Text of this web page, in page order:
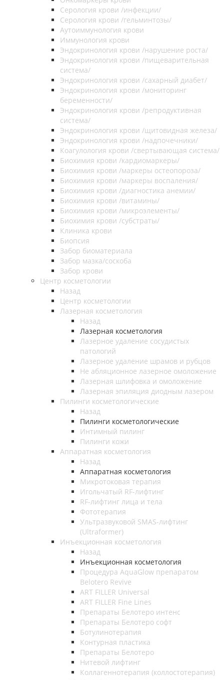
Серология крови /инфекции/
Серология крови /гельминтозы/
Аутоиммунология крови
Иммунология крови
Эндокринология крови /нарушение роста/
Эндокринология крови /пищеварительная
система/
Эндокринология крови /сахарный диабет/
Эндокринология крови /мониторинг
беременности/
Эндокринология крови /репродуктивная
система/
Эндокринология крови /щитовидная железа/
Эндокринология крови /надпочечники/
Коагулология крови /свертывающая система/
Биохимия крови /кардиомаркеры/
Биохимия крови /маркеры остеопороза/
Биохимия крови /маркеры воспаления/
Биохимия крови /диагностика анемии/
Биохимия крови /витамины/
Биохимия крови /микроэлементы/
Биохимия крови /субстраты/
Клиника крови
Биопсия
Забор биоматериала
Забор мазка/соскоба
Забор крови
Центр косметологии
Назад
Центр косметологии
Лазерная косметология
Назад
Лазерная косметология
Лазерное удаление сосудистых
патологий
Лазерное удаление шрамов и рубцов
Не абляционное лазерное омоложение
Лазерная шлифовка и омоложение
Лазерная эпиляция диодным лазером
Пилинги косметологические
Назад
Пилинги косметологические
Интимный пилинг
Пилинги кожи
Аппаратная косметология
Назад
Аппаратная косметология
Микротоковая терапия
Игольчатый RF-лифтинг
RF-лифтинг лица и тела
Фототерапия
Ультразвуковой SMAS-лифтинг
(Ultraformer)
Инъекционная косметология
Назад
Инъекционная косметология
Процедура AquaGlow препаратом
Belotero Revive
ART FILLER Universal
ART FILLER Fine Lines
Препараты Белотеро интенс
Препараты Белотеро софт
Ботулинотерапия
Контурная пластика
Препараты Белотеро
Нитевой лифтинг
Коллагеннотерапия (коллостотерапия)